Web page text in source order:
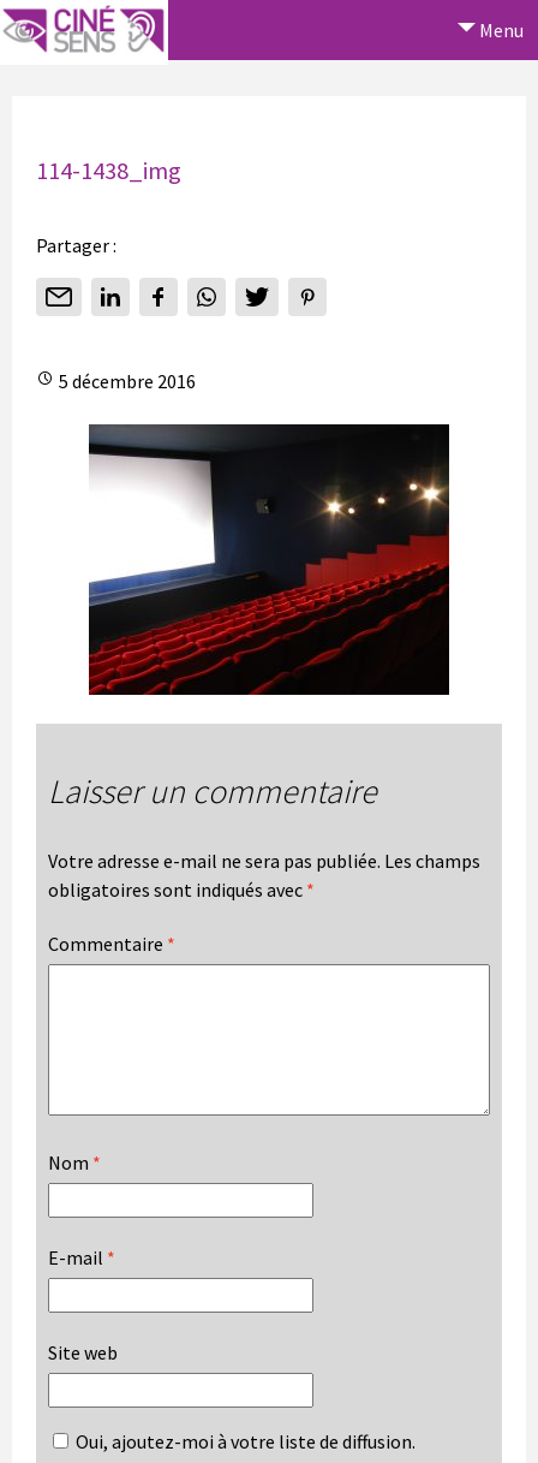
Menu
114-1438_img
Partager :
5 décembre 2016
Laisser un commentaire
Votre adresse e-mail ne sera pas publiée. Les champs
obligatoires sont indiqués avec *
Commentaire *
Nom *
E-mail *
Site web
Oui, ajoutez-moi à votre liste de diffusion.